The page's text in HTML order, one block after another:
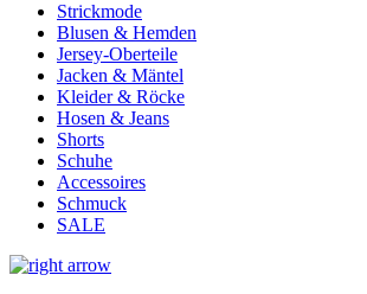
Strickmode
Blusen & Hemden
Jersey-Oberteile
Jacken & Mäntel
Kleider & Röcke
Hosen & Jeans
Shorts
Schuhe
Accessoires
Schmuck
SALE